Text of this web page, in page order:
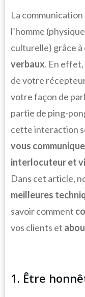
La
l’homme
culturelle) grâce à
verbaux. En
de votre
votre façon de
partie de ping-
cette interaction
vous
interlocuteur et
Dans cet article,
meilleures
savoir comment
vos clients et
1. Être